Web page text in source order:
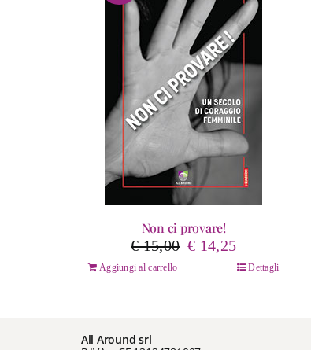
Non ci provare!
€15,00 Il
€ 14,25Il
prezzo
Aggiungi al carrello Dettagli
All Around srl